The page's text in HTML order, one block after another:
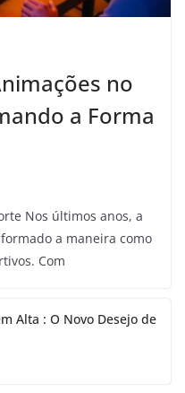
no
a Forma
Nos últimos anos, a
a maneira como
Com
Alta : O Novo Desejo de